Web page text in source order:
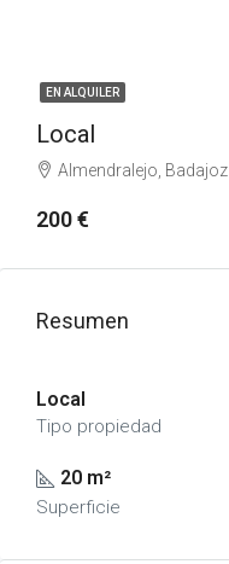
EN ALQUILER
Local
Almendralejo, Badajoz
200 €
Resumen
Local
Tipo propiedad
20 m²
Superficie